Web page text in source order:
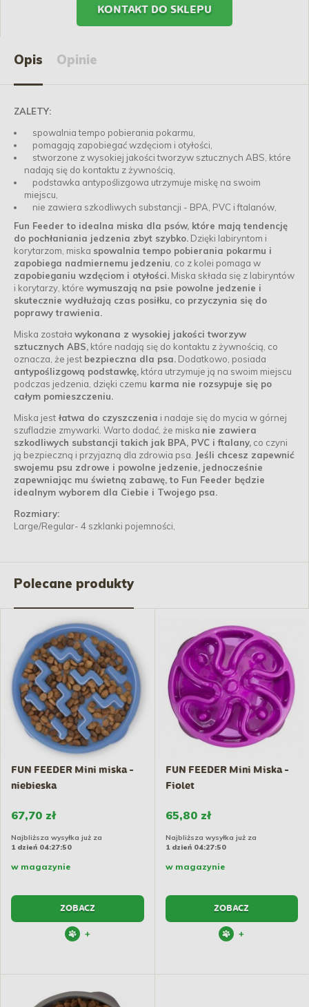
KONTAKT DO SKLEPU
Opis Opinie
ZALETY:
spowalnia tempo pobierania pokarmu,
pomagają zapobiegać wzdęciom i otyłości,
stworzone z wysokiej jakości tworzyw sztucznych ABS, które
nadają się do kontaktu z żywnością,
podstawka antypoślizgowa utrzymuje miskę na swoim
miejscu,
nie zawiera szkodliwych substancji - BPA, PVC i ftalanów,
Fun Feeder to idealna miska dla psów, które mają tendencję
do pochłaniania jedzenia zbyt szybko. Dzięki labiryntom i
korytarzom, miska spowalnia tempo pobierania pokarmu i
zapobiega nadmiernemu jedzeniu , co z kolei pomaga w
zapobieganiu wzdęciom i otyłości. Miska składa się z labiryntów
i korytarzy, które wymuszają na psie powolne jedzenie i
skutecznie wydłużają czas posiłku, co przyczynia się do
poprawy trawienia.
Miska została wykonana z wysokiej jakości tworzyw
sztucznych ABS, które nadają się do kontaktu z żywnością, co
oznacza, że jest bezpieczna dla psa. Dodatkowo, posiada
antypoślizgową podstawkę, która utrzymuje ją na swoim miejscu
podczas jedzenia, dzięki czemu karma nie rozsypuje się po
całym pomieszczeniu.
Miska jest łatwa do czyszczenia i nadaje się do mycia w górnej
szufladzie zmywarki. Warto dodać, że miska nie zawiera
szkodliwych substancji takich jak BPA, PVC i ftalany, co czyni
ją bezpieczną i przyjazną dla zdrowia psa. Jeśli chcesz zapewnić
swojemu psu zdrowe i powolne jedzenie, jednocześnie
zapewniając mu świetną zabawę, to Fun Feeder będzie
idealnym wyborem dla Ciebie i Twojego psa.
Rozmiary:
Large/Regular- 4 szklanki pojemności,
Polecane produkty
FUN FEEDER Mini miska -
niebieska
67,70 zł
Najbliższa wysyłka już za
1 dzień 04:27:49
w magazynie
ZOBACZ
+
FUN FEEDER Mini Miska -
Fiolet
65,80 zł
Najbliższa wysyłka już za
1 dzień 04:27:49
w magazynie
ZOBACZ
+